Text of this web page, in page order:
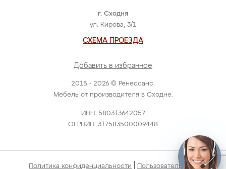
2015 - 2026 © Ренессанс.
Мебель от производителя в Сходне.
ИНН: 580313642057
ОГРНИП: 317583500009448
г. Сходня
ул. Кирова, 3/1
СХЕМА ПРОЕЗДА
Добавить в избранное
Политика конфиденциальности Пользовательское